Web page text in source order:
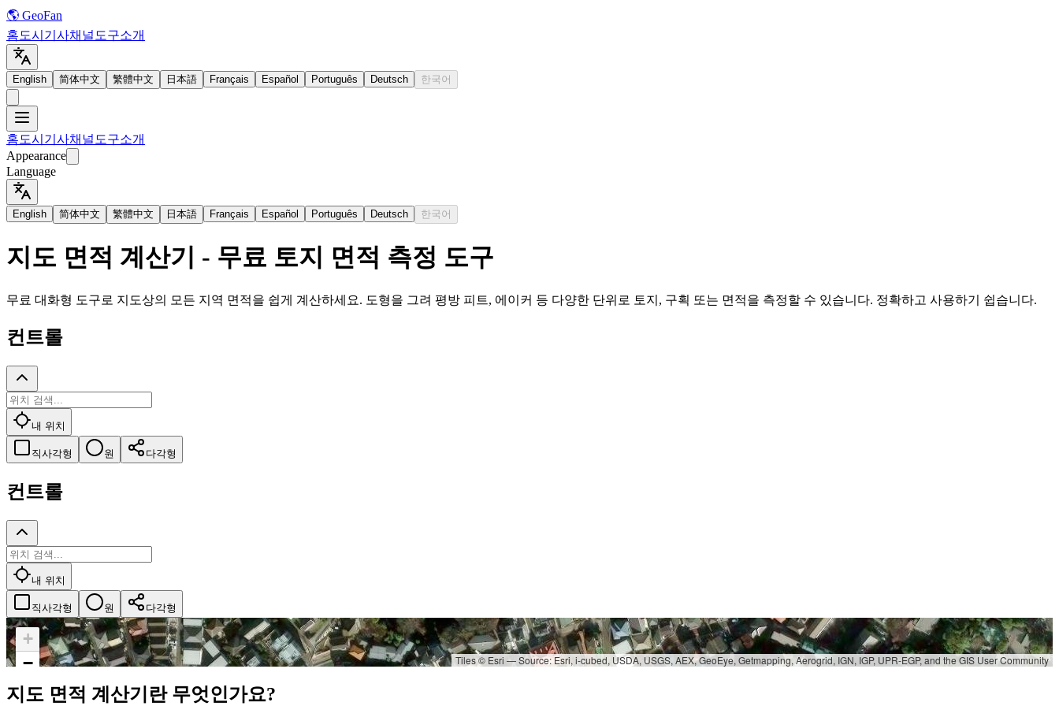
🌎 GeoFan
홈도시 기사채널 도구소개
English 简体中文 繁體中文 日本語 Français Español Português Deutsch 한국어
홈도시 기사채널 도구소개
Appearance
Language
English 简体中文 繁體中文 日本語 Français Español Português Deutsch 한국어
지도 면적 계산기 - 무료 토지 면적 측정 도구
무료 대화형 도구로 지도상의 모든 지역 면적을 쉽게 계산하세요. 도형을 그려 평방 피트, 에이커 등 다양한 단위로 토지, 구획 또는 면적을 측정할 수 있습니다. 정확하고 사용하기 쉽습니다.
컨트롤
내 위치
직사각형 원 다각형
컨트롤
내 위치
직사각형 원 다각형
+
−
Tiles © Esri — Source: Esri, i-cubed, USDA, USGS, AEX, GeoEye, Getmapping, Aerogrid, IGN, IGP, UPR-EGP, and the GIS User Community
지도 면적 계산기란 무엇인가요?